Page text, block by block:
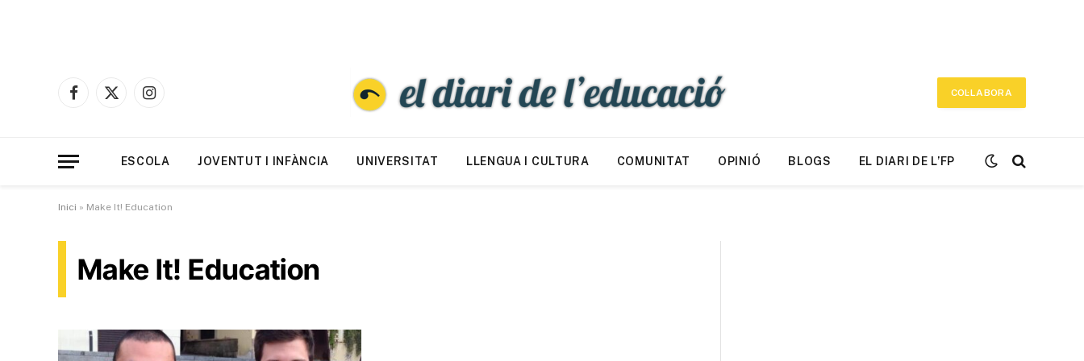
Facebook
X
Instagram
COL·LABORA
ESCOLA JOVENTUT I INFÀNCIA UNIVERSITAT LLENGUA I CULTURA COMUNITAT OPINIÓ BLOGS EL DIARI DE L’FP
Inici » Make It! Education
Make It! Education